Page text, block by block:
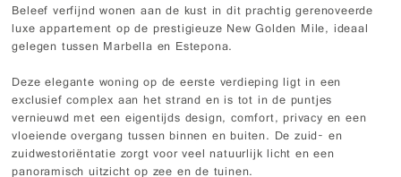
Beleef verfijnd wonen aan de kust in dit prachtig gerenoveerde
luxe appartement op de prestigieuze New Golden Mile, ideaal
gelegen tussen Marbella en Estepona.
Deze elegante woning op de eerste verdieping ligt in een
exclusief complex aan het strand en is tot in de puntjes
vernieuwd met een eigentijds design, comfort, privacy en een
vloeiende overgang tussen binnen en buiten. De zuid- en
zuidwestoriëntatie zorgt voor veel natuurlijk licht en een
panoramisch uitzicht op zee en de tuinen.